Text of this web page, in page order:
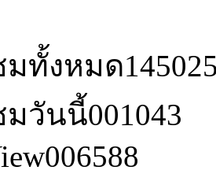
มทั้งหมด
มวันนี้001043
006588